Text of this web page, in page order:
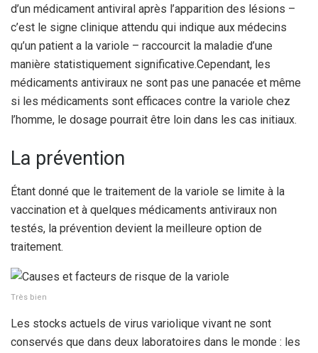
d’un médicament antiviral après l’apparition des lésions –
c’est le signe clinique attendu qui indique aux médecins
qu’un patient a la variole – raccourcit la maladie d’une
manière statistiquement significative.Cependant, les
médicaments antiviraux ne sont pas une panacée et même
si les médicaments sont efficaces contre la variole chez
l’homme, le dosage pourrait être loin dans les cas initiaux.
La prévention
Étant donné que le traitement de la variole se limite à la
vaccination et à quelques médicaments antiviraux non
testés, la prévention devient la meilleure option de
traitement.
Très bien
Les stocks actuels de virus variolique vivant ne sont
conservés que dans deux laboratoires dans le monde : les